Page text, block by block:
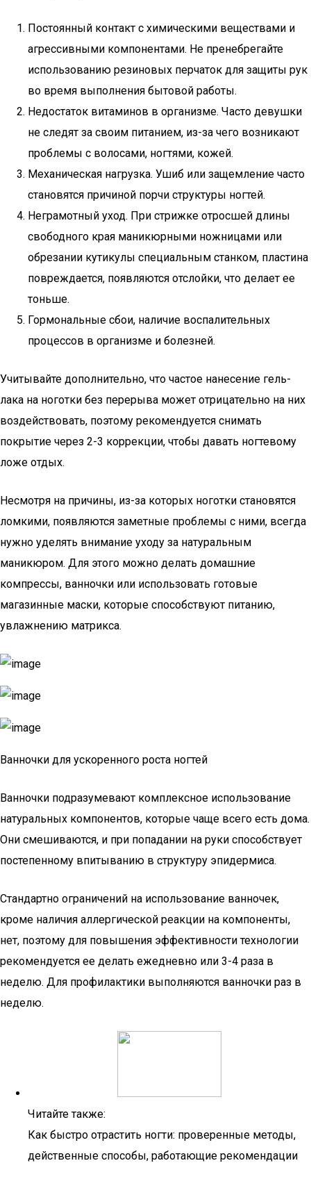
Постоянный контакт с химическими веществами и
агрессивными компонентами. Не пренебрегайте
использованию резиновых перчаток для защиты рук
во время выполнения бытовой работы.
Недостаток витаминов в организме. Часто девушки
не следят за своим питанием, из-за чего возникают
проблемы с волосами, ногтями, кожей.
Механическая нагрузка. Ушиб или защемление часто
становятся причиной порчи структуры ногтей.
Неграмотный уход. При стрижке отросшей длины
свободного края маникюрными ножницами или
обрезании кутикулы специальным станком, пластина
повреждается, появляются отслойки, что делает ее
тоньше.
Гормональные сбои, наличие воспалительных
процессов в организме и болезней.
Учитывайте дополнительно, что частое нанесение гель-
лака на ноготки без перерыва может отрицательно на них
воздействовать, поэтому рекомендуется снимать
покрытие через 2-3 коррекции, чтобы давать ногтевому
ложе отдых.
Несмотря на причины, из-за которых ноготки становятся
ломкими, появляются заметные проблемы с ними, всегда
нужно уделять внимание уходу за натуральным
маникюром. Для этого можно делать домашние
компрессы, ванночки или использовать готовые
магазинные маски, которые способствуют питанию,
увлажнению матрикса.
Ванночки для ускоренного роста ногтей
Ванночки подразумевают комплексное использование
натуральных компонентов, которые чаще всего есть дома.
Они смешиваются, и при попадании на руки способствует
постепенному впитыванию в структуру эпидермиса.
Стандартно ограничений на использование ванночек,
кроме наличия аллергической реакции на компоненты,
нет, поэтому для повышения эффективности технологии
рекомендуется ее делать ежедневно или 3-4 раза в
неделю. Для профилактики выполняются ванночки раз в
неделю.
Читайте также:
Как быстро отрастить ногти: проверенные методы,
действенные способы, работающие рекомендации